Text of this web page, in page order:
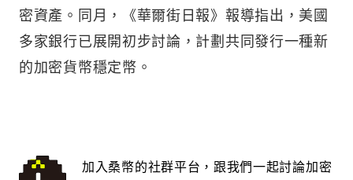
密資產。同月，《華爾街日報》報導指出，美國
多家銀行已展開初步討論，計劃共同發行一種新
的加密貨幣穩定幣。
加入桑幣的社群平台，跟我們一起討論加密